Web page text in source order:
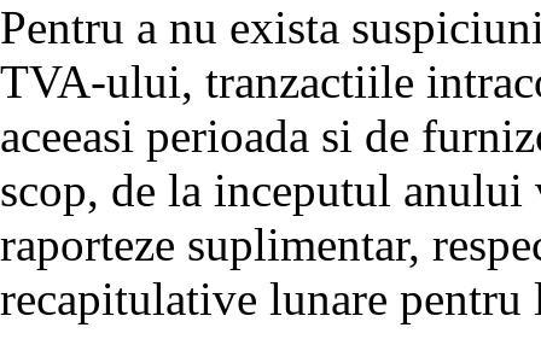
Pentru a nu exista
TVA-ului, tranzactiile
aceeasi perioada si de
scop, de la inceputul
raporteze suplimentar,
recapitulative lunare